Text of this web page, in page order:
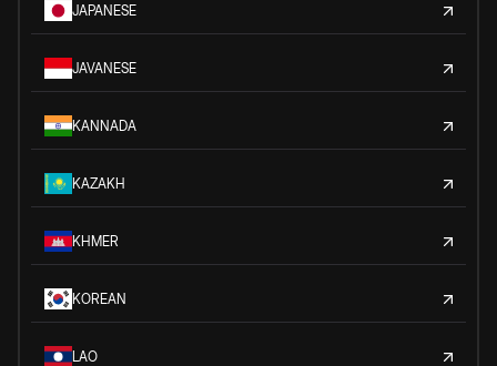
JAPANESE
JAVANESE
KANNADA
KAZAKH
KHMER
KOREAN
LAO